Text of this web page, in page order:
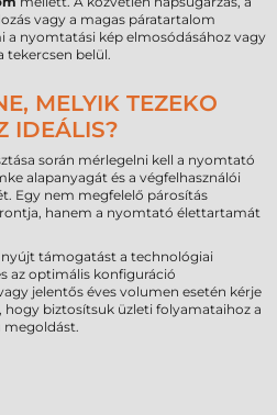
vagy a magas páratartalom
a nyomtatási kép elmosódásához vagy
tekercsen belül.
MELYIK TEZEKO
IDEÁLIS?
során mérlegelni kell a nyomtató
alapanyagát és a végfelhasználói
Egy nem megfelelő párosítás
hanem a nyomtató élettartamát
nyújt támogatást a technológiai
az optimális konfiguráció
jelentős éves volumen esetén kérje
biztosítsuk üzleti folyamataihoz a
megoldást.